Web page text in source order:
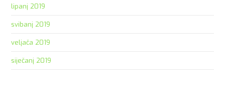
lipanj 2019
svibanj 2019
veljača 2019
siječanj 2019